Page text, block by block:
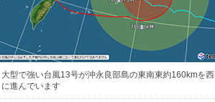
大型で強い台風13号が沖永良部島の東南東約160kmを西
に進んでいます